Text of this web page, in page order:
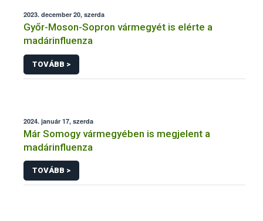
2023. december 20, szerda
Győr-Moson-Sopron vármegyét is elérte a
madárinfluenza
TOVÁBB >
2024. január 17, szerda
Már Somogy vármegyében is megjelent a
madárinfluenza
TOVÁBB >